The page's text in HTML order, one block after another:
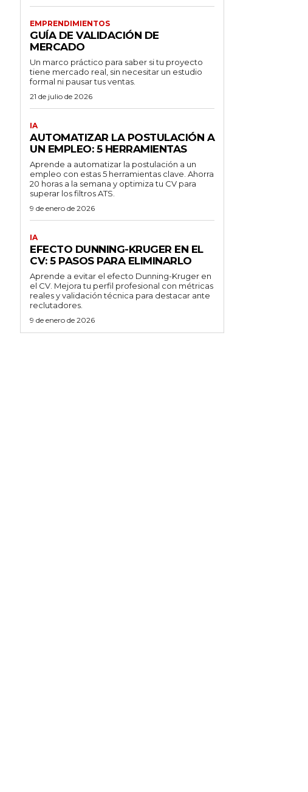
EMPRENDIMIENTOS
GUÍA DE VALIDACIÓN DE
MERCADO
Un marco práctico para saber si tu proyecto
tiene mercado real, sin necesitar un estudio
formal ni pausar tus ventas.
21 de julio de 2026
IA
AUTOMATIZAR LA POSTULACIÓN A
UN EMPLEO: 5 HERRAMIENTAS
Aprende a automatizar la postulación a un
empleo con estas 5 herramientas clave. Ahorra
20 horas a la semana y optimiza tu CV para
superar los filtros ATS.
9 de enero de 2026
IA
EFECTO DUNNING-KRUGER EN EL
CV: 5 PASOS PARA ELIMINARLO
Aprende a evitar el efecto Dunning-Kruger en
el CV. Mejora tu perfil profesional con métricas
reales y validación técnica para destacar ante
reclutadores.
9 de enero de 2026